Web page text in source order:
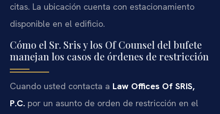
citas. La ubicación cuenta con estacionamiento
disponible en el edificio.
Cómo el Sr. Sris y los Of Counsel del bufete
manejan los casos de órdenes de restricción
Cuando usted contacta a Law Offices Of SRIS,
P.C. por un asunto de orden de restricción en el